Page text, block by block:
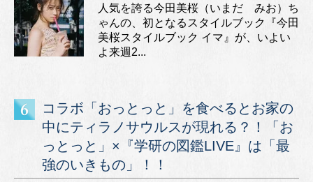
人気を誇る今田美桜（いまだ みお）ち
ゃんの、初となるスタイルブック『今田
美桜スタイルブック イマ』が、いよい
よ来週2...
コラボ「おっとっと」を食べるとお家の
中にティラノサウルスが現れる？！「お
っとっと」×『学研の図鑑LIVE』は「最
強のいきもの」！！